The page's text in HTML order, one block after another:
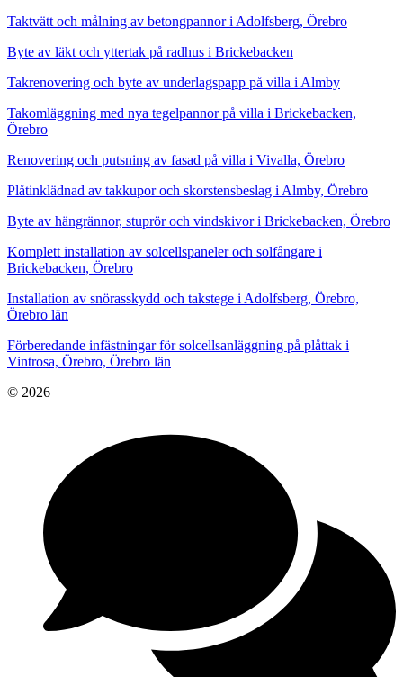
Taktvätt och målning av betongpannor i Adolfsberg, Örebro
Byte av läkt och yttertak på radhus i Brickebacken
Takrenovering och byte av underlagspapp på villa i Almby
Takomläggning med nya tegelpannor på villa i Brickebacken,
Örebro
Renovering och putsning av fasad på villa i Vivalla, Örebro
Plåtinklädnad av takkupor och skorstensbeslag i Almby, Örebro
Byte av hängrännor, stuprör och vindskivor i Brickebacken, Örebro
Komplett installation av solcellspaneler och solfångare i
Brickebacken, Örebro
Installation av snörasskydd och takstege i Adolfsberg, Örebro,
Örebro län
Förberedande infästningar för solcellsanläggning på plåttak i
Vintrosa, Örebro, Örebro län
© 2026